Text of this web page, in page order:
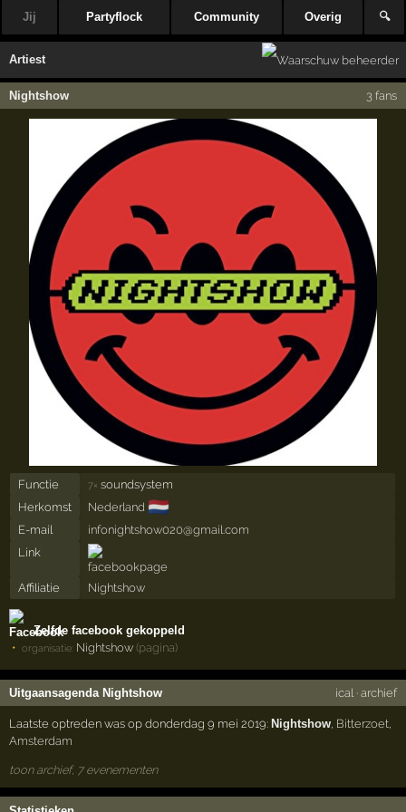
Jij Partyflock Community Overig 🔍
Artiest
Nightshow 3 fans
Functie 7× soundsystem
Herkomst
Nederland 🇳🇱
E-mail
infonightshow020@gmail.com
Link
Affiliatie Nightshow
Zelfde facebook gekoppeld
organisatie: Nightshow (pagina)
Uitgaansagenda Nightshow ical · archief
Laatste optreden was op donderdag 9 mei 2019: Nightshow, Bitterzoet,
Amsterdam
toon archief, 7 evenementen